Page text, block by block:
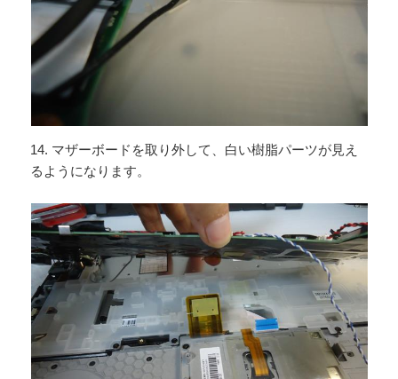
14. マザーボードを取り外して、白い樹脂パーツが見え
るようになります。